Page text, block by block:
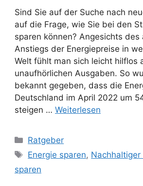
Sind Sie auf der Suche nach
auf die Frage, wie Sie bei den
sparen können? Angesichts des
Anstiegs der Energiepreise in
Welt fühlt man sich leicht hilflos
unaufhörlichen Ausgaben. So
bekannt gegeben, dass die
Deutschland im April 2022 um
steigen … Weiterlesen
Kategorien
Ratgeber
Schlagwörter
Energie sparen, Nachhaltiger
sparen